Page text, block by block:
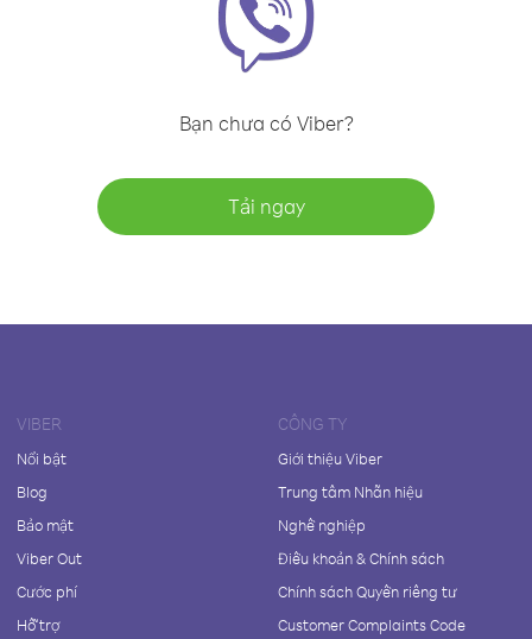
Bạn chưa có Viber?
Tải ngay
VIBER
Nổi bật
Blog
Bảo mật
Viber Out
Cước phí
Hỗ trợ
CÔNG TY
Giới thiệu Viber
Trung tâm Nhãn hiệu
Nghề nghiệp
Điều khoản & Chính sách
Chính sách Quyền riêng tư
Customer Complaints Code